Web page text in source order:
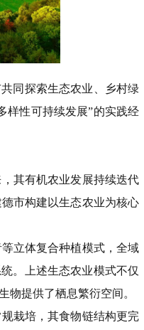
同探索生态农业、乡村绿
样性可持续发展”的实践经
其有机农业发展持续迭代
市构建以生态农业为核心
立体复合种植模式，全域
。 上述生态农业模式不仅
物提供了栖息繁衍空间。
栽培 ，其食物链结构更完